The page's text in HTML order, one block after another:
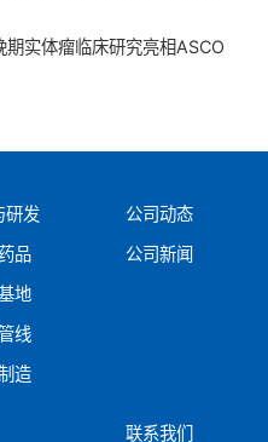
实体瘤临床研究亮相ASCO
研发
品
地
线
造
公司动态
公司新闻
联系我们